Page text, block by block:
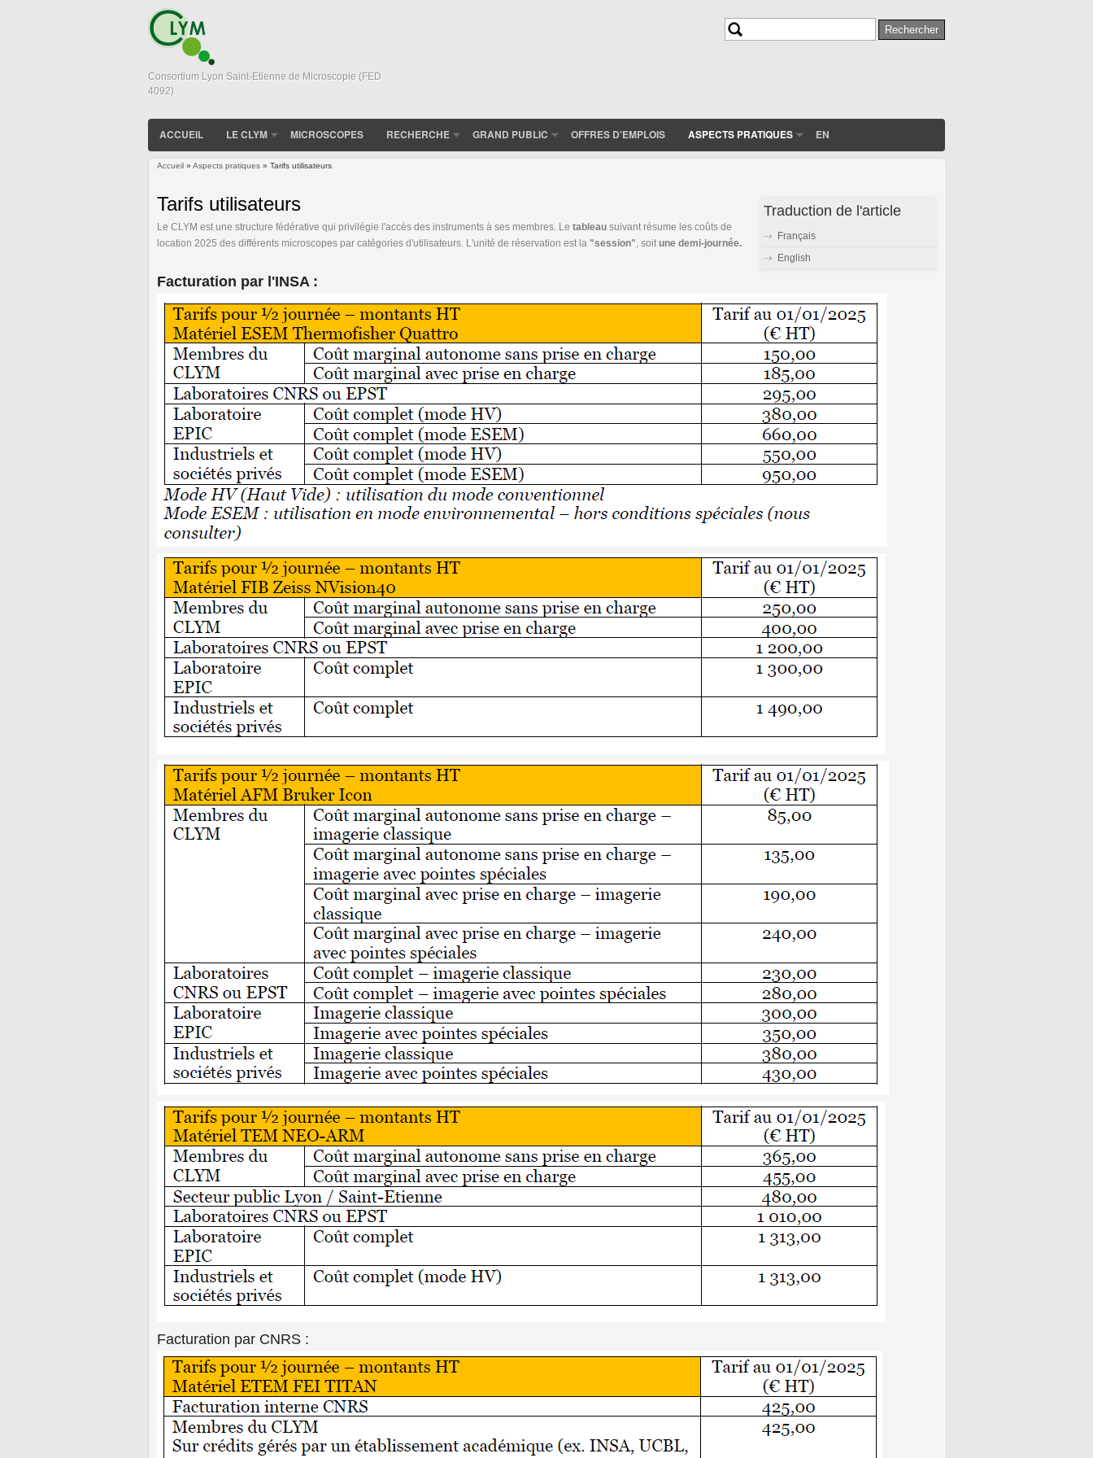
Consortium Lyon Saint-Etienne de Microscopie (FED
4092)
Rechercher
ACCUEIL LE CLYM MICROSCOPES RECHERCHE GRAND PUBLIC OFFRES D'EMPLOIS ASPECTS PRATIQUES EN
Accueil » Aspects pratiques » Tarifs utilisateurs
Tarifs utilisateurs
Le CLYM est une structure fédérative qui privilégie l'accès des instruments à ses membres. Le tableau suivant résume les coûts de
location 2025 des différents microscopes par catégories d'utilisateurs. L'unité de réservation est la "session" , soit une demi-journée.
Facturation par l'INSA :
Facturation par CNRS :
Traduction de l'article
Français
English